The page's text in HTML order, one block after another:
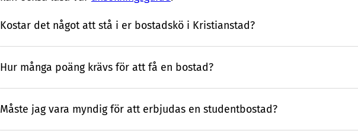
Kostar det något att stå i er bostadskö i Kristianstad?
Hur många poäng krävs för att få en bostad?
Måste jag vara myndig för att erbjudas en studentbostad?